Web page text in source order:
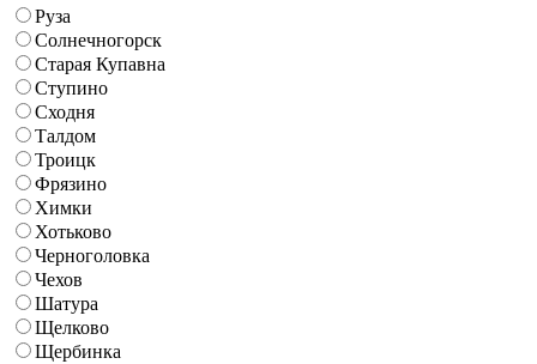
Руза
Солнечногорск
Старая Купавна
Ступино
Сходня
Талдом
Троицк
Фрязино
Химки
Хотьково
Черноголовка
Чехов
Шатура
Щелково
Щербинка